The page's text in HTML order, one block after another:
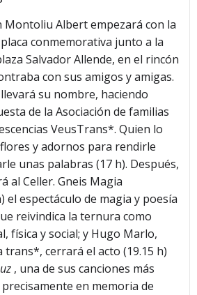
Montoliu Albert empezará con la
conmemorativa junto a la
Salvador Allende, en el rincón
con sus amigos y amigas.
su nombre, haciendo
de la Asociación de familias
VeusTrans*. Quien lo
y adornos para rendirle
unas palabras (17 h). Después,
al Celler. Gneis Magia
el espectáculo de magia y poesía
reivindica la ternura como
física y social; y Hugo Marlo,
trans*, cerrará el acto (19.15 h)
, una de sus canciones más
en memoria de